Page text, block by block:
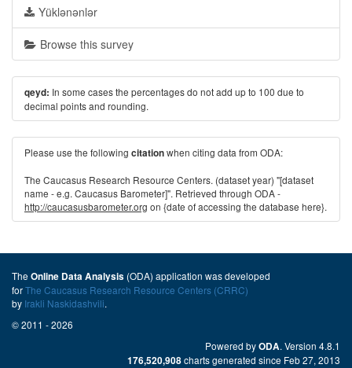
Yüklənənlər
Browse this survey
qeyd: In some cases the percentages do not add up to 100 due to
decimal points and rounding.
Please use the following citationwhen citing data from ODA:
The Caucasus Research Resource Centers. (dataset year) "[dataset
name - e.g. Caucasus Barometer]". Retrieved through ODA -
http://caucasusbarometer.org on {date of accessing the database here}.
The Online Data Analysis (ODA) application was developed
forThe Caucasus Research Resource Centers (CRRC)
by Irakli Naskidashvili.
© 2011 - 2026
Powered byODA. Version 4.8.1
176,520,908charts generated since Feb 27, 2013